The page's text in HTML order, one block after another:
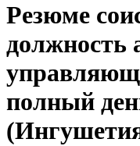
Резюме
должность
полный